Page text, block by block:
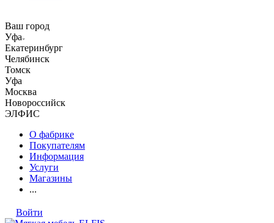
Ваш город
Уфа
Екатеринбург
Челябинск
Томск
Уфа
Москва
Новороссийск
ЭЛФИС
О фабрике
Покупателям
Информация
Услуги
Магазины
...
Войти